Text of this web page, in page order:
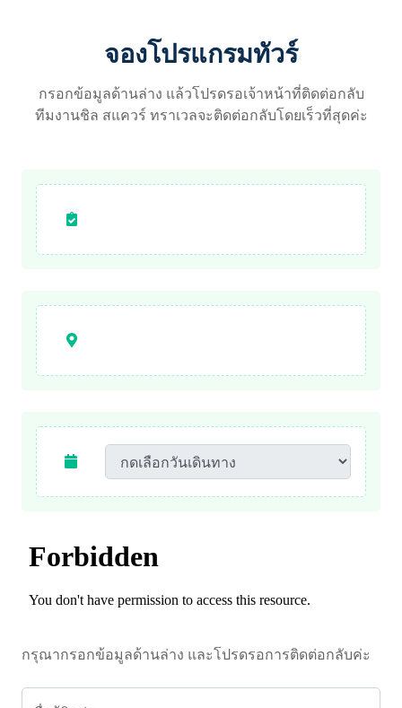
จองโปรแกรมทัวร์
กรอกข้อมูลด้านล่าง แล้วโปรดรอเจ้าหน้าที่ติดต่อกลับ
ทีมงานชิล สแควร์ ทราเวลจะติดต่อกลับโดยเร็วที่สุดค่ะ
กรุณากรอกข้อมูลด้านล่าง และโปรดรอการติดต่อกลับค่ะ